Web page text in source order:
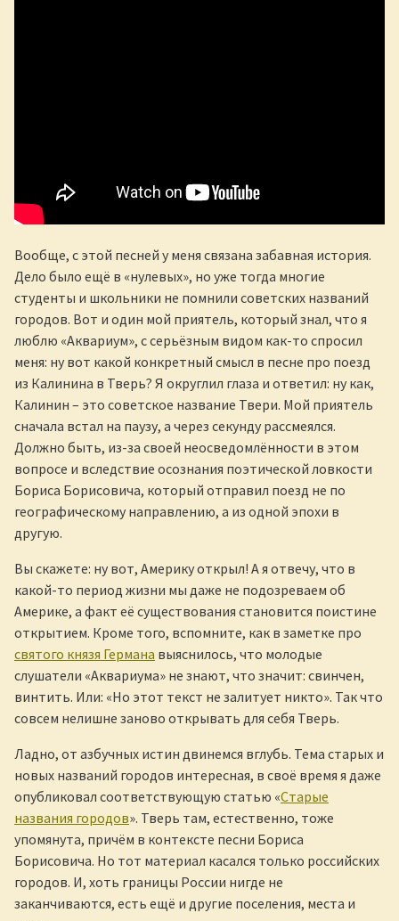
Вообще, с этой песней у меня связана забавная история.
Дело было ещё в «нулевых», но уже тогда многие
студенты и школьники не помнили советских названий
городов. Вот и один мой приятель, который знал, что я
люблю «Аквариум», с серьёзным видом как-то спросил
меня: ну вот какой конкретный смысл в песне про поезд
из Калинина в Тверь? Я округлил глаза и ответил: ну как,
Калинин – это советское название Твери. Мой приятель
сначала встал на паузу, а через секунду рассмеялся.
Должно быть, из-за своей неосведомлённости в этом
вопросе и вследствие осознания поэтической ловкости
Бориса Борисовича, который отправил поезд не по
географическому направлению, а из одной эпохи в
другую.
Вы скажете: ну вот, Америку открыл! А я отвечу, что в
какой-то период жизни мы даже не подозреваем об
Америке, а факт её существования становится поистине
открытием. Кроме того, вспомните, как в заметке про
святого князя Германа выяснилось, что молодые
слушатели «Аквариума» не знают, что значит: свинчен,
винтить. Или: «Но этот текст не залитует никто». Так что
совсем нелишне заново открывать для себя Тверь.
Ладно, от азбучных истин двинемся вглубь. Тема старых и
новых названий городов интересная, в своё время я даже
опубликовал соответствующую статью «Старые
названия городов». Тверь там, естественно, тоже
упомянута, причём в контексте песни Бориса
Борисовича. Но тот материал касался только российских
городов. И, хоть границы России нигде не
заканчиваются, есть ещё и другие поселения, места и